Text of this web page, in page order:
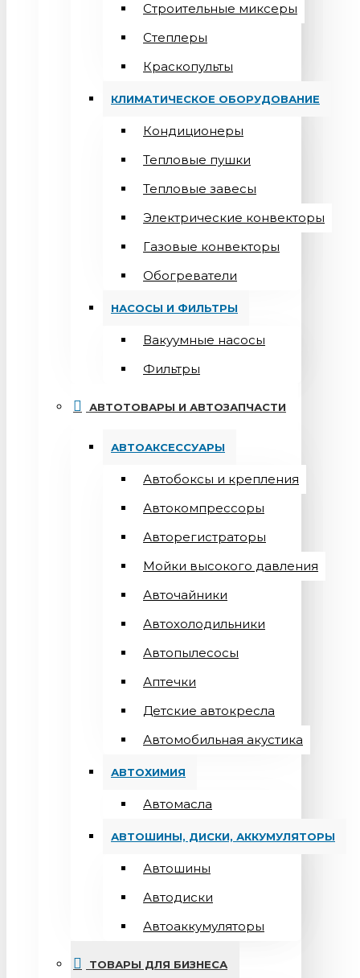
Строительные миксеры
Степлеры
Краскопульты
КЛИМАТИЧЕСКОЕ ОБОРУДОВАНИЕ
Кондиционеры
Teпловые пушки
Тепловые завесы
Электрические конвекторы
Газовые конвекторы
Обогреватели
НАСОСЫ И ФИЛЬТРЫ
Вакуумные насосы
Фильтры
АВТОТОВАРЫ И АВТОЗАПЧАСТИ
АВТОАКСЕССУАРЫ
Автобоксы и крепления
Автокомпрессоры
Авторегистраторы
Мойки высокого давления
Авточайники
Автохолодильники
Автопылесосы
Аптечки
Детские автокресла
Автомобильная акустика
АВТОХИМИЯ
Автомасла
АВТОШИНЫ, ДИСКИ, АККУМУЛЯТОРЫ
Автошины
Автодиски
Автоаккумуляторы
ТОВАРЫ ДЛЯ БИЗНЕСА